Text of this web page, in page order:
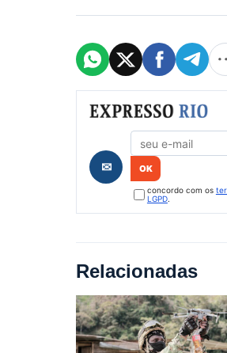
Formulário de cadastro
✉
concordo com os
LGPD.
Relacionadas